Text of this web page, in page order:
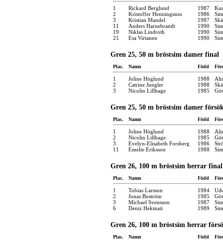
1 Rickard Berglund 1987
2
Kristoffer Henningsson 1986
3
Kristian Mandel 1987
11
Anders Harnebrandt 1990
19
Niklas Lindroth 1990
21
Esa Virtanen 1990
Gren 25, 50 m bröstsim damer final
Plac. Namn Född
1 Joline Höglund 1988
2
Catrine Jungler 1988
3
Nicolin Lillhage 1985
Gren 25, 50 m bröstsim damer
Plac. Namn Född
1 Joline Höglund 1988
2
Nicolin Lillhage 1985
3
Evelyn-Elisabeth Forsberg 1986
11
Emelie Eriksson 1988
Gren 26, 100 m bröstsim herrar final
Plac. Namn Född
1 Tobias Larsson 1984
2
Jonas Boström 1985
3
Michael Svensson 1987
6
Deniz Hekmati 1989
Gren 26, 100 m bröstsim herrar
Plac. Namn Född